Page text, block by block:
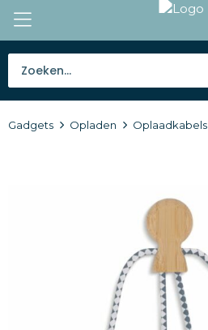
Tassen
Outdoor en vrije tijd
Gadgets Opladen Oplaadkabels